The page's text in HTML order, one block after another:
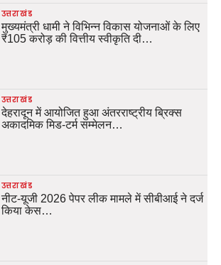
उत्तराखंड
मुख्यमंत्री धामी ने विभिन्न विकास योजनाओं के लिए
₹105 करोड़ की वित्तीय स्वीकृति दी…
उत्तराखंड
देहरादून में आयोजित हुआ अंतरराष्ट्रीय ब्रिक्स
अकादमिक मिड-टर्म सम्मेलन…
उत्तराखंड
नीट-यूजी 2026 पेपर लीक मामले में सीबीआई ने दर्ज
किया केस…